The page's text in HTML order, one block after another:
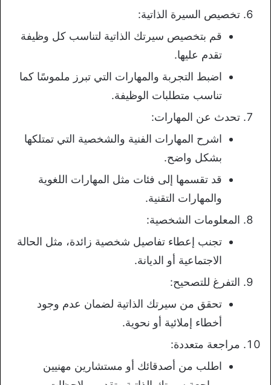
تخصيص السيرة الذاتية:
قم بتخصيص سيرتك الذاتية لتناسب كل وظيفة
تقدم عليها.
اضبط التجربة والمهارات التي تبرز ملموسًا كما
تناسب متطلبات الوظيفة.
تحدث عن المهارات:
اشرح المهارات الفنية والشخصية التي تمتلكها
بشكل واضح.
قد تقسمها إلى فئات مثل المهارات اللغوية
والمهارات التقنية.
المعلومات الشخصية:
تجنب إعطاء تفاصيل شخصية زائدة، مثل الحالة
الاجتماعية أو الديانة.
التفرغ للتصحيح:
تحقق من سيرتك الذاتية لضمان عدم وجود
أخطاء إملائية أو نحوية.
مراجعة متعددة:
اطلب من أصدقائك أو مستشارين مهنيين